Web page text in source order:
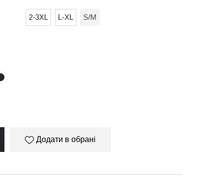
2-3XL L-XL S/M
Додати в обрані